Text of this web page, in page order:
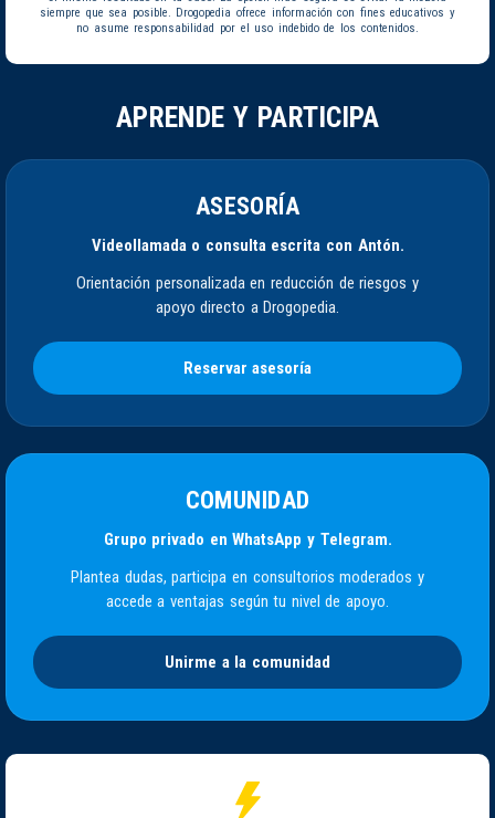
siempre que sea posible. Drogopedia ofrece información con fines educativos y
no asume responsabilidad por el uso indebido de los contenidos.
APRENDE Y PARTICIPA
ASESORÍA
Videollamada o consulta escrita con Antón.
Orientación personalizada en reducción de riesgos y
apoyo directo a Drogopedia.
Reservar asesoría
COMUNIDAD
Grupo privado en WhatsApp y Telegram.
Plantea dudas, participa en consultorios moderados y
accede a ventajas según tu nivel de apoyo.
Unirme a la comunidad